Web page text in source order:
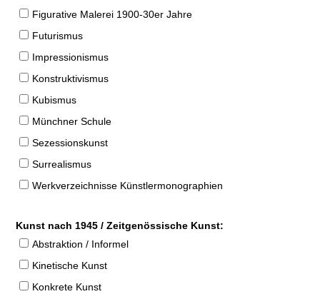
Figurative Malerei 1900-30er Jahre
Futurismus
Impressionismus
Konstruktivismus
Kubismus
Münchner Schule
Sezessionskunst
Surrealismus
Werkverzeichnisse Künstlermonographien
Kunst nach 1945 / Zeitgenössische Kunst:
Abstraktion / Informel
Kinetische Kunst
Konkrete Kunst